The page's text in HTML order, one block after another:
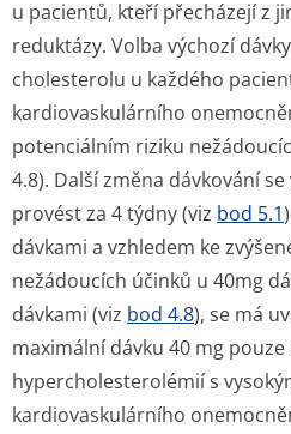
u pacientů, kteří přecházejí z
reduktázy. Volba výchozí
cholesterolu u každého
kardiovaskulárního
potenciálním riziku
4.8). Další změna dávkování
provést za 4 týdny (viz bod 5.1
dávkami a vzhledem ke
nežádoucích účinků u 40mg
dávkami (viz bod 4.8), se má
maximální dávku 40 mg
hypercholeste­rolémií s
kardiovaskulárního